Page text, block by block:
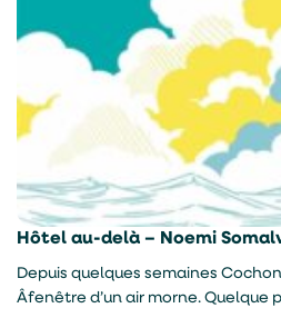
Hôtel au-delà – Noemi
Depuis quelques semaines
Â­fenêtre d’un air morne. Quelque